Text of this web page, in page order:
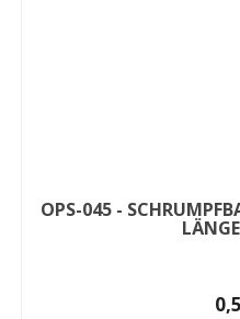
OPS-045 -
ÄNGE